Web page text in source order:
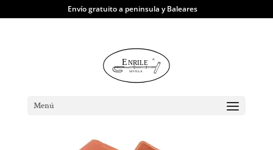
Envío gratuito a peninsula y Baleares
Menú